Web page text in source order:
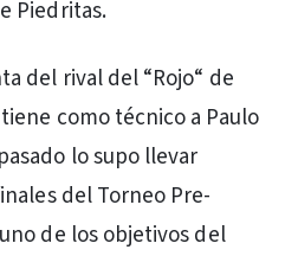
Piedritas.
del rival del “Rojo“ de
como técnico a Paulo
lo supo llevar
del Torneo Pre-
de los objetivos del